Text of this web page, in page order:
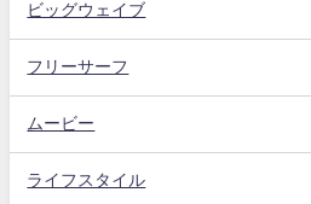
ビッグウェイブ
フリーサーフ
ムービー
ライフスタイル